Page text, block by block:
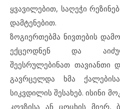
ყვავილებით, საღეჭი
დამტენებით.
ზოგიერთებმა ნივთების
ექცეოდნენ და
შეესრულებინათ თავიანთი
გავრცელდა ხმა
სიკვდილის შესახებ. ისინი
კოვზისა ან ცოცხის მიერ,